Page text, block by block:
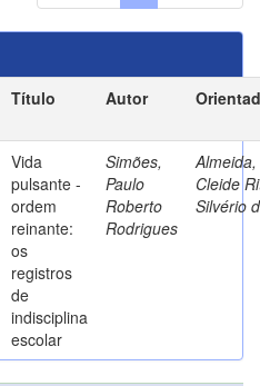
Título Autor
Vida
pulsante -
ordem
reinante:
os
registros
de
indisciplina
escolar
Simões,
Paulo
Roberto
Rodrigues
Almeida,
Cleide
Silvério